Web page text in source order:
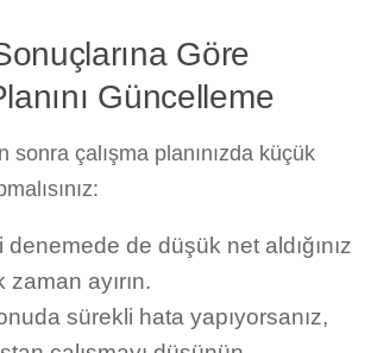
Göre
Güncelleme
sonra çalışma planınızda küçük
denemede de düşük net aldığınız
ayırın.
sürekli hata yapıyorsanız,